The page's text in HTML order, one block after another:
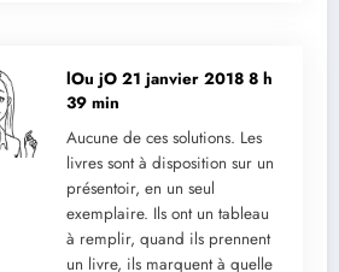
lOu jO 21 janvier 2018 8 h
39 min
Aucune de ces solutions. Les
livres sont à disposition sur un
présentoir, en un seul
exemplaire. Ils ont un tableau
à remplir, quand ils prennent
un livre, ils marquent à quelle